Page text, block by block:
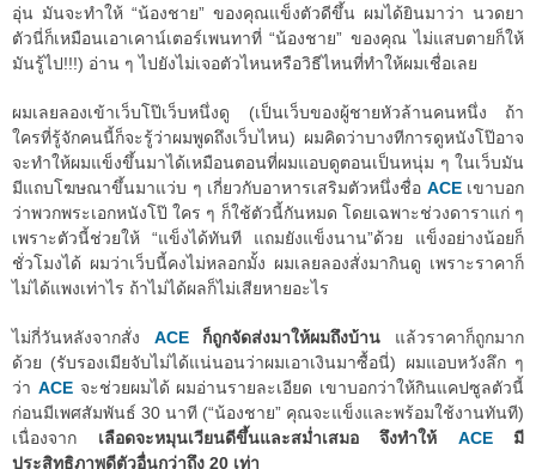
อุ่น มันจะทำให้ “น้องชาย” ของคุณแข็งตัวดีขึ้น ผมได้ยินมาว่า นวดยา
ตัวนี่ก็เหมือนเอาเคาน์เตอร์เพนทาที่ “น้องชาย” ของคุณ ไม่แสบตายก็ให้
มันรู้ไป!!!) อ่าน ๆ ไปยังไม่เจอตัวไหนหรือวิธีไหนที่ทำให้ผมเชื่อเลย
ผมเลยลองเข้าเว็บโป๊เว็บหนึ่งดู (เป็นเว็บของผู้ชายหัวล้านคนหนึ่ง ถ้า
ใครที่รู้จักคนนี้ก็จะรู้ว่าผมพูดถึงเว็บไหน) ผมคิดว่าบางทีการดูหนังโป๊อาจ
จะทำให้ผมแข็งขึ้นมาได้เหมือนตอนที่ผมแอบดูตอนเป็นหนุ่ม ๆ ในเว็บมัน
มีแถบโฆษณาขึ้นมาแว่บ ๆ เกี่ยวกับอาหารเสริมตัวหนึ่งชื่อ ACEเขาบอก
ว่าพวกพระเอกหนังโป๊ ใคร ๆ ก็ใช้ตัวนี้กันหมด โดยเฉพาะช่วงดาราแก่ ๆ
เพราะตัวนี้ช่วยให้ “แข็งได้ทันที แถมยังแข็งนาน”ด้วย แข็งอย่างน้อยก็
ชั่วโมงได้ ผมว่าเว็บนี้คงไม่หลอกมั้ง ผมเลยลองสั่งมากินดู เพราะราคาก็
ไม่ได้แพงเท่าไร ถ้าไม่ได้ผลก็ไม่เสียหายอะไร
ไม่กี่วันหลังจากสั่ง ACE ก็ถูกจัดส่งมาให้ผมถึงบ้าน แล้วราคาก็ถูกมาก
ด้วย (รับรองเมียจับไม่ได้แน่นอนว่าผมเอาเงินมาซื้อนี่) ผมแอบหวังลึก ๆ
ว่า ACEจะช่วยผมได้ ผมอ่านรายละเอียด เขาบอกว่าให้กินแคปซูลตัวนี้
ก่อนมีเพศสัมพันธ์ 30 นาที (“น้องชาย” คุณจะแข็งและพร้อมใช้งานทันที)
เนื่องจาก เลือดจะหมุนเวียนดีขึ้นและสม่ำเสมอ จึงทำให้ ACEมี
ประสิทธิภาพดีตัวอื่นกว่าถึง 20 เท่า